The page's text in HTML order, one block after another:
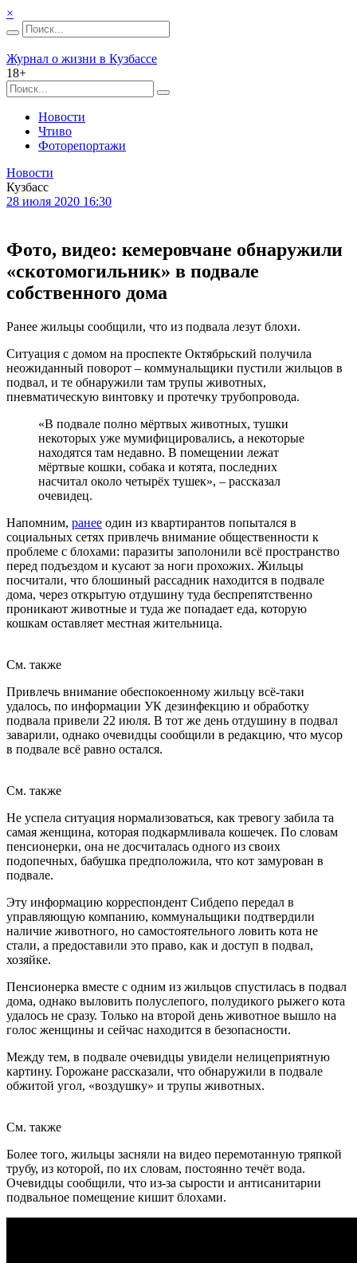
×
Журнал о жизни в Кузбассе
18+
Новости
Чтиво
Фоторепортажи
Новости
Кузбасс
28 июля 2020 16:30
Фото, видео: кемеровчане обнаружили
«скотомогильник» в подвале
собственного дома
Ранее жильцы сообщили, что из подвала лезут блохи.
Ситуация с домом на проспекте Октябрьский получила
неожиданный поворот – коммунальщики пустили жильцов в
подвал, и те обнаружили там трупы животных,
пневматическую винтовку и протечку трубопровода.
«В подвале полно мёртвых животных, тушки
некоторых уже мумифицировались, а некоторые
находятся там недавно. В помещении лежат
мёртвые кошки, собака и котята, последних
насчитал около четырёх тушек», – рассказал
очевидец.
Напомним, ранее один из квартирантов попытался в
социальных сетях привлечь внимание общественности к
проблеме с блохами: паразиты заполонили всё пространство
перед подъездом и кусают за ноги прохожих. Жильцы
посчитали, что блошиный рассадник находится в подвале
дома, через открытую отдушину туда беспрепятственно
проникают животные и туда же попадает еда, которую
кошкам оставляет местная жительница.
См. также
Привлечь внимание обеспокоенному жильцу всё-таки
удалось, по информации УК дезинфекцию и обработку
подвала привели 22 июля. В тот же день отдушину в подвал
заварили, однако очевидцы сообщили в редакцию, что мусор
в подвале всё равно остался.
См. также
Не успела ситуация нормализоваться, как тревогу забила та
самая женщина, которая подкармливала кошечек. По словам
пенсионерки, она не досчиталась одного из своих
подопечных, бабушка предположила, что кот замурован в
подвале.
Эту информацию корреспондент Сибдепо передал в
управляющую компанию, коммунальщики подтвердили
наличие животного, но самостоятельного ловить кота не
стали, а предоставили это право, как и доступ в подвал,
хозяйке.
Пенсионерка вместе с одним из жильцов спустилась в подвал
дома, однако выловить полуслепого, полудикого рыжего кота
удалось не сразу. Только на второй день животное вышло на
голос женщины и сейчас находится в безопасности.
Между тем, в подвале очевидцы увидели нелицеприятную
картину. Горожане рассказали, что обнаружили в подвале
обжитой угол, «воздушку» и трупы животных.
См. также
Более того, жильцы засняли на видео перемотанную тряпкой
трубу, из которой, по их словам, постоянно течёт вода.
Очевидцы сообщили, что из-за сырости и антисанитарии
подвальное помещение кишит блохами.